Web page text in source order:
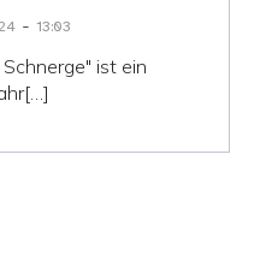
- 13:03
ist ein